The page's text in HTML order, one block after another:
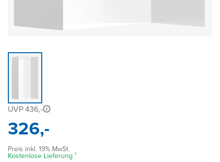
UVP 436,-
326,-
Preis inkl. 19% MwSt.
Kostenlose Lieferung ¹